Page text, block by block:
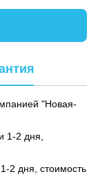
"Новая-
1-2 дня,
2 дня, стоимость